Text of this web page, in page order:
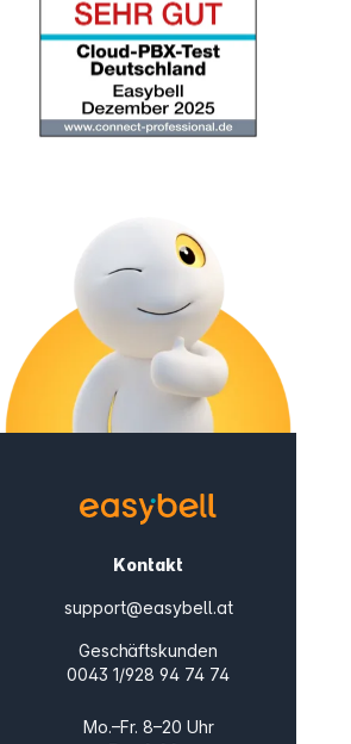
Kontakt
support@easybell.at
Geschäftskunden
0043 1/928 94 74 74
Mo.–Fr. 8–20 Uhr